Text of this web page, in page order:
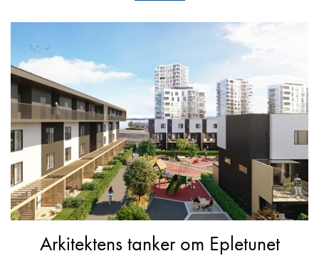
Arkitektens tanker om Epletunet